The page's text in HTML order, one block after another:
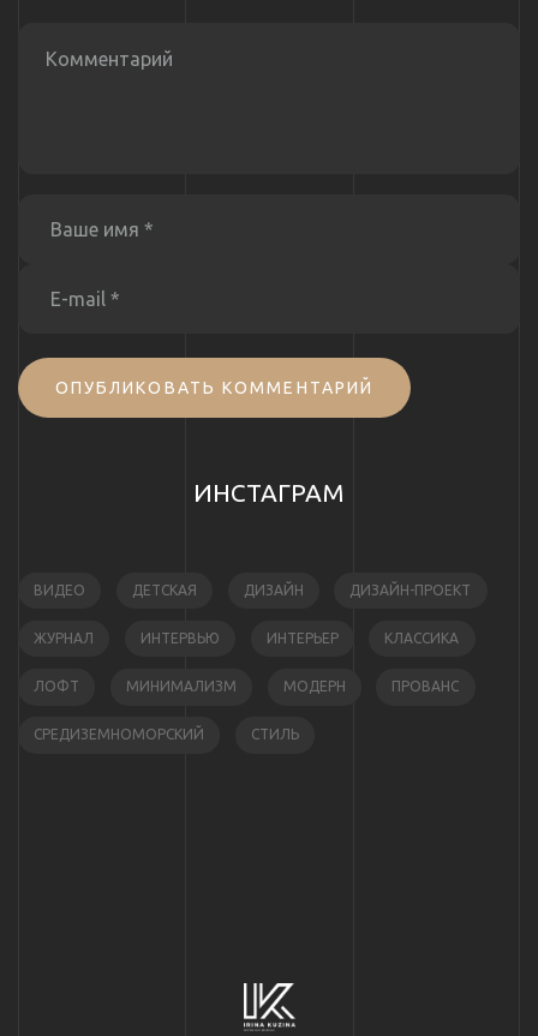
ОПУБЛИКОВАТЬ КОММЕНТАРИЙ
ИНСТАГРАМ
ВИДЕО ДЕТСКАЯ ДИЗАЙН ДИЗАЙН-ПРОЕКТ
ЖУРНАЛ ИНТЕРВЬЮ ИНТЕРЬЕР КЛАССИКА
ЛОФТ МИНИМАЛИЗМ МОДЕРН ПРОВАНС
СРЕДИЗЕМНОМОРСКИЙ СТИЛЬ